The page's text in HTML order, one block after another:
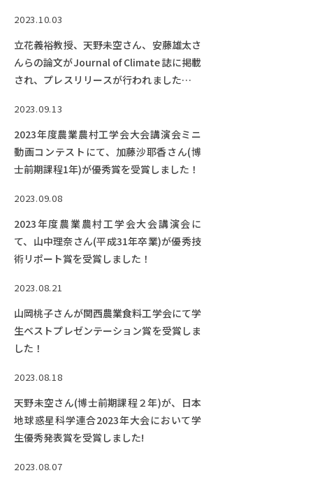
2023.10.03
立花義裕教授、天野未空さん、安藤雄太さ
んらの論文がJournal of Climate 誌に掲載
され、プレスリリースが行われました。各
2023.09.13
2023年度農業農村工学会大会講演会ミニ
動画コンテストにて、加藤沙耶香さん(博
士前期課程1年)が優秀賞を受賞しました！
2023.09.08
2023年度農業農村工学会大会講演会に
て、山中理奈さん(平成31年卒業)が優秀技
術リポート賞を受賞しました！
2023.08.21
山岡桃子さんが関西農業食料工学会にて学
生ベストプレゼンテーション賞を受賞しま
した！
2023.08.18
天野未空さん(博士前期課程２年)が、日本
地球惑星科学連合2023年大会において学
生優秀発表賞を受賞しました!
2023.08.07